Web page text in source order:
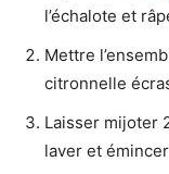
l’échalote et
Mettre
citronnelle
Laisser mijoter
laver et